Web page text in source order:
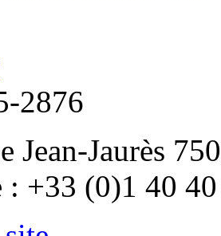
2876
Jean-Jaurès
: +33 (0)1 40